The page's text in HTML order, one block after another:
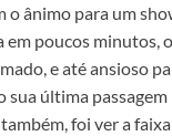
o ânimo para um
poucos minutos,
e até ansioso
última passagem
foi ver a